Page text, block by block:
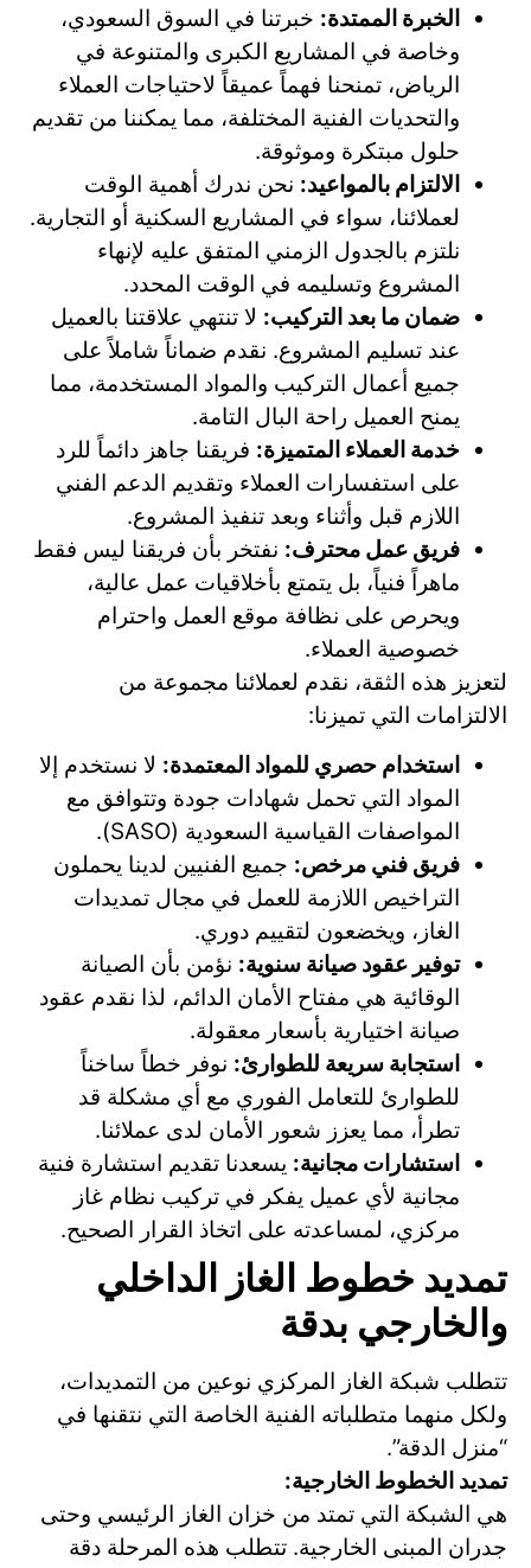
الخبرة الممتدة: خبرتنا في السوق السعودي،
وخاصة في المشاريع الكبرى والمتنوعة في
الرياض، تمنحنا فهماً عميقاً لاحتياجات العملاء
والتحديات الفنية المختلفة، مما يمكننا من تقديم
حلول مبتكرة وموثوقة.
الالتزام بالمواعيد: نحن ندرك أهمية الوقت
لعملائنا، سواء في المشاريع السكنية أو التجارية.
نلتزم بالجدول الزمني المتفق عليه لإنهاء
المشروع وتسليمه في الوقت المحدد.
ضمان ما بعد التركيب: لا تنتهي علاقتنا بالعميل
عند تسليم المشروع. نقدم ضماناً شاملاً على
جميع أعمال التركيب والمواد المستخدمة، مما
يمنح العميل راحة البال التامة.
خدمة العملاء المتميزة: فريقنا جاهز دائماً للرد
على استفسارات العملاء وتقديم الدعم الفني
اللازم قبل وأثناء وبعد تنفيذ المشروع.
فريق عمل محترف: نفتخر بأن فريقنا ليس فقط
ماهراً فنياً، بل يتمتع بأخلاقيات عمل عالية،
ويحرص على نظافة موقع العمل واحترام
خصوصية العملاء.
لتعزيز هذه الثقة، نقدم لعملائنا مجموعة من
الالتزامات التي تميزنا:
استخدام حصري للمواد المعتمدة: لا نستخدم إلا
المواد التي تحمل شهادات جودة وتتوافق مع
المواصفات القياسية السعودية (SASO).
فريق فني مرخص: جميع الفنيين لدينا يحملون
التراخيص اللازمة للعمل في مجال تمديدات
الغاز، ويخضعون لتقييم دوري.
توفير عقود صيانة سنوية: نؤمن بأن الصيانة
الوقائية هي مفتاح الأمان الدائم، لذا نقدم عقود
صيانة اختيارية بأسعار معقولة.
استجابة سريعة للطوارئ: نوفر خطاً ساخناً
للطوارئ للتعامل الفوري مع أي مشكلة قد
تطرأ، مما يعزز شعور الأمان لدى عملائنا.
استشارات مجانية: يسعدنا تقديم استشارة فنية
مجانية لأي عميل يفكر في تركيب نظام غاز
مركزي، لمساعدته على اتخاذ القرار الصحيح.
تمديد خطوط الغاز الداخلي
والخارجي بدقة
تتطلب شبكة الغاز المركزي نوعين من التمديدات،
ولكل منهما متطلباته الفنية الخاصة التي نتقنها في
“منزل الدقة”.
تمديد الخطوط الخارجية:
هي الشبكة التي تمتد من خزان الغاز الرئيسي وحتى
جدران المبنى الخارجية. تتطلب هذه المرحلة دقة